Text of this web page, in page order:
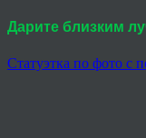
Дарите близким
Статуэтка по фото с